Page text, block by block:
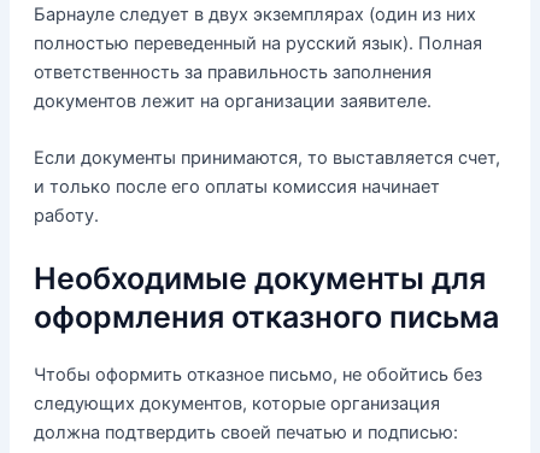
Барнауле следует в двух экземплярах (один из них
полностью переведенный на русский язык). Полная
ответственность за правильность заполнения
документов лежит на организации заявителе.
Если документы принимаются, то выставляется счет,
и только после его оплаты комиссия начинает
работу.
Необходимые документы для
оформления отказного письма
Чтобы оформить отказное письмо, не обойтись без
следующих документов, которые организация
должна подтвердить своей печатью и подписью: